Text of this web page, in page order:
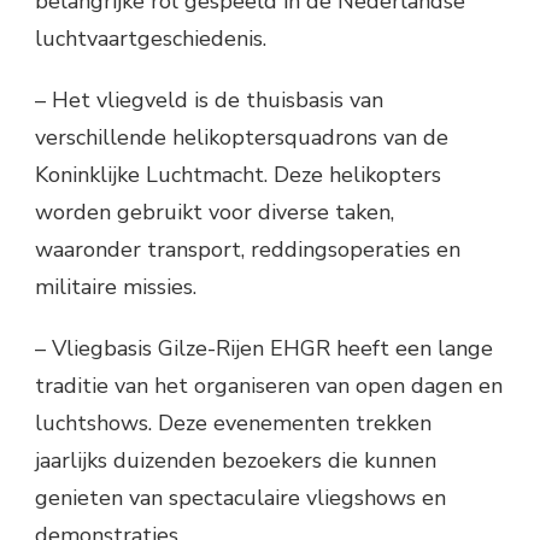
luchtvaartgeschiedenis.
– Het vliegveld is de thuisbasis van
verschillende helikoptersquadrons van de
Koninklijke Luchtmacht. Deze helikopters
worden gebruikt voor diverse taken,
waaronder transport, reddingsoperaties en
militaire missies.
– Vliegbasis Gilze-Rijen EHGR heeft een lange
traditie van het organiseren van open dagen en
luchtshows. Deze evenementen trekken
jaarlijks duizenden bezoekers die kunnen
genieten van spectaculaire vliegshows en